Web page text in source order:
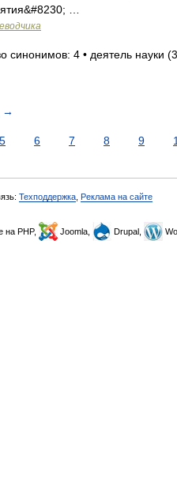
…
синонимов: 4 • деятель науки
→
5 6 7 8 9
Техподдержка Реклама на сайте
на PHP, Joomla, Drupal,